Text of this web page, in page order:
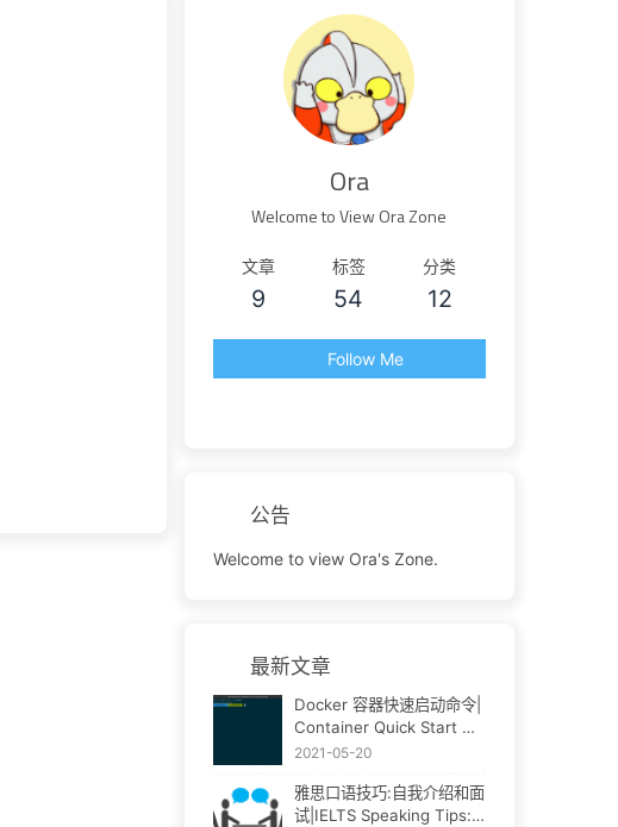
Ora
Welcome to View Ora Zone
文章
9
标签
54
分类
12
Follow Me
公告
Welcome to view Ora's Zone.
最新文章
Docker 容器快速启动命令|
Container Quick Start Co
mmand
2021-05-20
雅思口语技巧:自我介绍和面
试|IELTS Speaking Tips:I